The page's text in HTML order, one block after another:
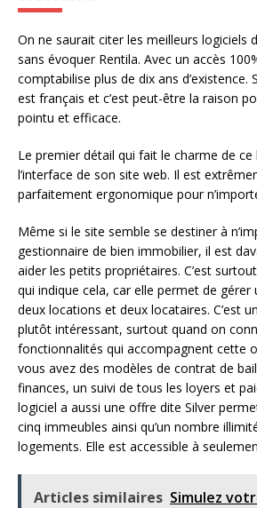
On ne saurait citer les meilleurs logiciels
sans évoquer Rentila. Avec un accès
comptabilise plus de dix ans d’existence.
est français et c’est peut-être la raison
pointu et efficace.
Le premier détail qui fait le charme de ce
l’interface de son site web. Il est
parfaitement ergonomique pour
Même si le site semble se destiner à
gestionnaire de bien immobilier, il est
aider les petits propriétaires. C’est
qui indique cela, car elle permet de gérer
deux locations et deux locataires. C’est
plutôt intéressant, surtout quand on
fonctionnalités qui accompagnent cette
vous avez des modèles de contrat de
finances, un suivi de tous les loyers et
logiciel a aussi une offre dite Silver
cinq immeubles ainsi qu’un nombre
logements. Elle est accessible à
Articles similaires Simulez